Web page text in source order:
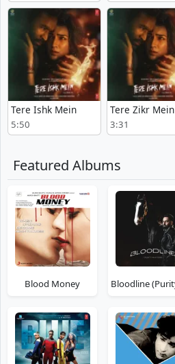
Tere Ishk Mein
5:50
Tere Zikr Mein
3:31
Featured Albums
Blood Money